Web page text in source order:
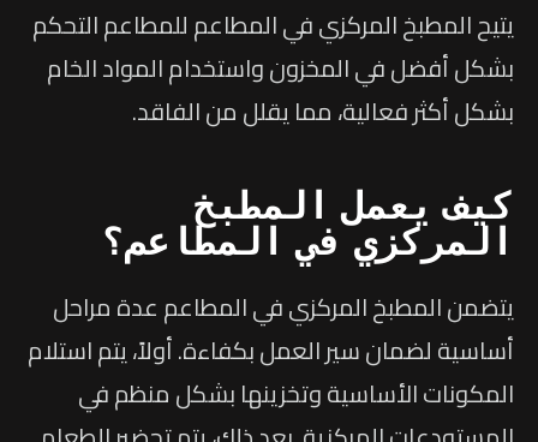
يتيح المطبخ المركزي في المطاعم للمطاعم التحكم
بشكل أفضل في المخزون واستخدام المواد الخام
بشكل أكثر فعالية، مما يقلل من الفاقد.
كيف يعمل المطبخ
المركزي في المطاعم؟
يتضمن المطبخ المركزي في المطاعم عدة مراحل
أساسية لضمان سير العمل بكفاءة. أولاً، يتم استلام
المكونات الأساسية وتخزينها بشكل منظم في